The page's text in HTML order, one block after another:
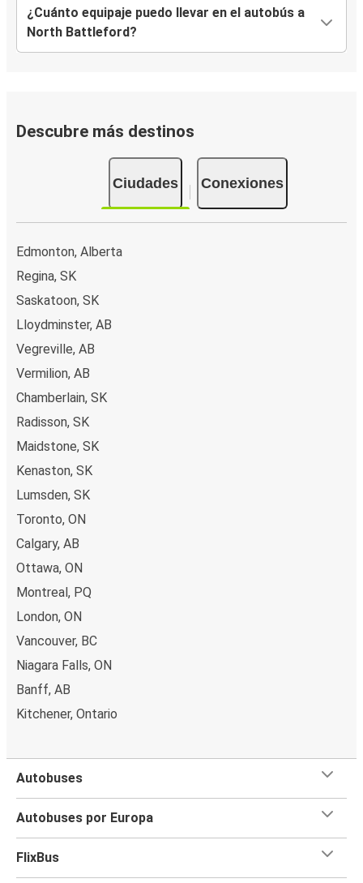
¿Cuánto equipaje puedo llevar en el autobús a
North Battleford?
Descubre más destinos
Ciudades Conexiones
Edmonton, Alberta
Regina, SK
Saskatoon, SK
Lloydminster, AB
Vegreville, AB
Vermilion, AB
Chamberlain, SK
Radisson, SK
Maidstone, SK
Kenaston, SK
Lumsden, SK
Toronto, ON
Calgary, AB
Ottawa, ON
Montreal, PQ
London, ON
Vancouver, BC
Niagara Falls, ON
Banff, AB
Kitchener, Ontario
Autobuses
Autobuses por Europa
FlixBus